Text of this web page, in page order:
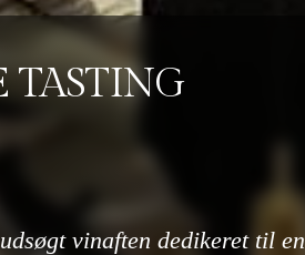
TASTING
vinaften dedikeret til en